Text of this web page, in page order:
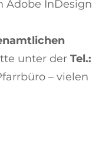
Adobe InDesign
unter der Tel.:
– vielen